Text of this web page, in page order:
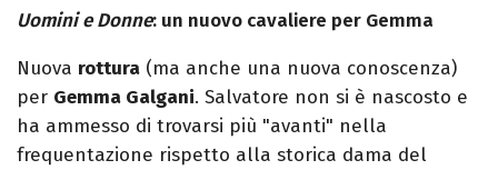
Uomini e Donne: un nuovo cavaliere per Gemma
Nuova rottura (ma anche una nuova conoscenza)
per Gemma Galgani. Salvatore non si è nascosto e
ha ammesso di trovarsi più "avanti" nella
frequentazione rispetto alla storica dama del